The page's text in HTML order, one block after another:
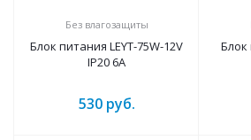
Без влагозащиты
Блок питания LEYT-75W-12V
IP20 6A
530руб.
Блок